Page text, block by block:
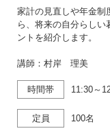
家計の見直しや年金制
ら、将来の自分らしい
ントを紹介します。
講師：村岸 理美
時間帯 11:30～
定員 100名